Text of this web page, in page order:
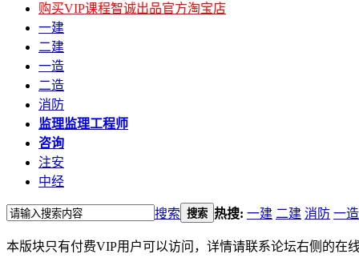
购买VIP课程智诚出品官方淘宝店
一建
二建
一造
二造
消防
监理监理工程师
咨询
注安
中经
搜索 搜索 热搜: 一建 二建 消防 一造
本版块只有付费VIP用户可以访问，详情请联系论坛右侧的在